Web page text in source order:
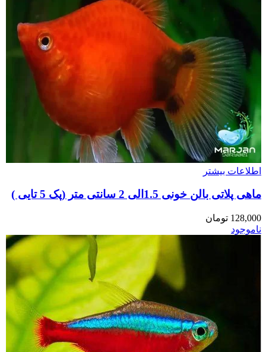
اطلاعات بیشتر
ماهی پلاتی بالن خونی 1.5الی 2 سانتی متر (پک 5 تایی )
128,000 تومان
ناموجود